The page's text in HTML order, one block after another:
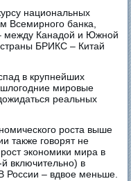
национальных
Всемирного банка,
между Канадой и Южной
страны БРИКС – Китай
в крупнейших
мировые
реальных
роста выше
также говорят не
экономики мира в
включительно) в
России – вдвое меньше.